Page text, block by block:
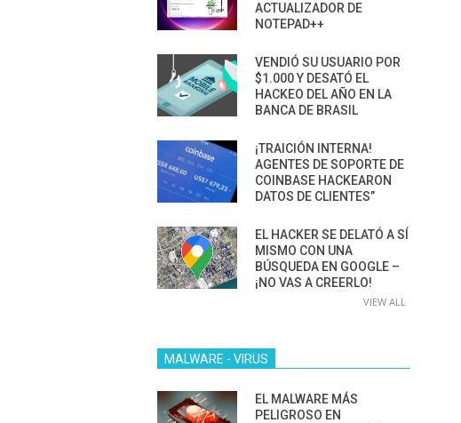
ACTUALIZADOR DE
NOTEPAD++
VENDIÓ SU USUARIO POR
$1.000 Y DESATÓ EL
HACKEO DEL AÑO EN LA
BANCA DE BRASIL
¡TRAICIÓN INTERNA!
AGENTES DE SOPORTE DE
COINBASE HACKEARON
DATOS DE CLIENTES”
EL HACKER SE DELATÓ A SÍ
MISMO CON UNA
BÚSQUEDA EN GOOGLE –
¡NO VAS A CREERLO!
VIEW ALL
MALWARE - VIRUS
EL MALWARE MÁS
PELIGROSO EN